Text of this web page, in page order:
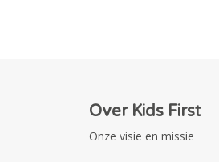
Over Kids First
Onze visie en missie